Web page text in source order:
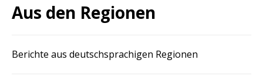
Aus den Regionen
Berichte aus deutschsprachigen Regionen